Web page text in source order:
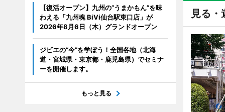
見る・
【復活オープン】九州の”うまかもん”を味
わえる「九州魂 BiVi仙台駅東口店」が
2026年8月6日（木）グランドオープン
ジビエの“今”を学ぼう！全国各地（北海
道・宮城県・東京都・鹿児島県）でセミナ
ーを開催します。
もっと見る